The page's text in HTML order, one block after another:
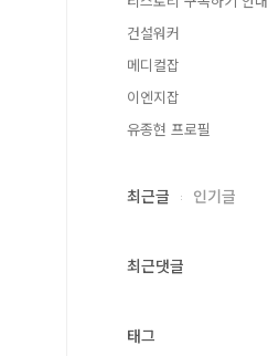
건설워커
메디컬잡
이엔지잡
유종현 프로필
최근글 인기글
최근댓글
태그